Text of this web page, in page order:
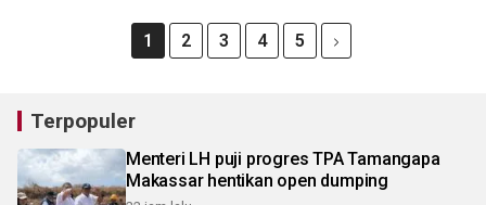
1 2 3 4 5
Terpopuler
Menteri LH puji progres TPA Tamangapa
Makassar hentikan open dumping